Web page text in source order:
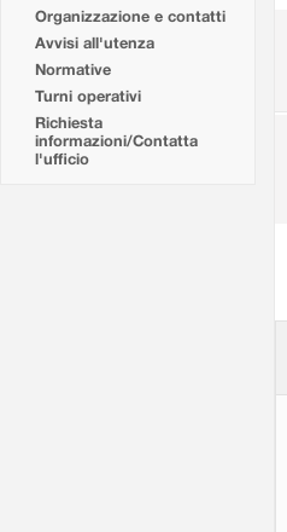
Organizzazione e contatti
Avvisi all'utenza
Normative
Turni operativi
Richiesta
informazioni/Contatta
l'ufficio